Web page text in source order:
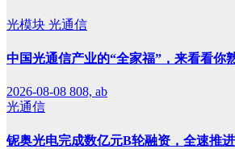
光模块 光通信
中国光通信产业的“全家福”，来看看你
2026-08-08 808, ab
光通信
铌奥光电完成数亿元B轮融资，全速推